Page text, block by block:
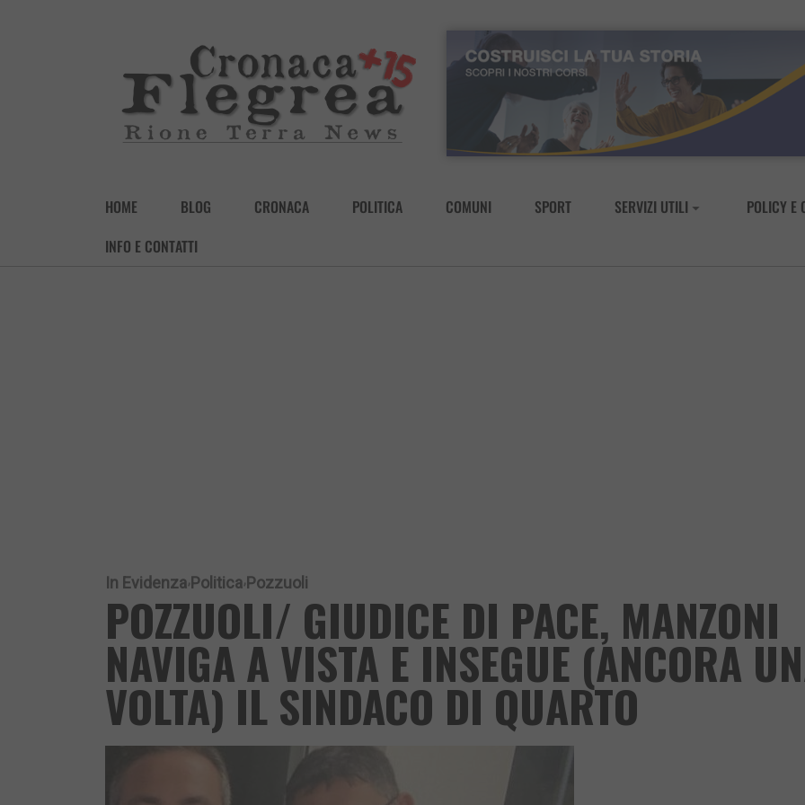
HOME BLOG CRONACA POLITICA COMUNI SPORT SERVIZI UTILI
POLICY E
INFO E CONTATTI
In Evidenza Politica Pozzuoli
POZZUOLI/ GIUDICE DI PACE, MANZONI
NAVIGA A VISTA E INSEGUE (ANCORA
VOLTA) IL SINDACO DI QUARTO